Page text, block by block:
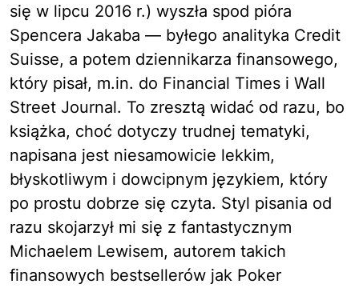
się w lipcu 2016 r.) wyszła spod pióra
Spencera Jakaba — byłego analityka Credit
Suisse, a potem dziennikarza finansowego,
który pisał, m.in. do Financial Times i Wall
Street Journal. To zresztą widać od razu, bo
książka, choć dotyczy trudnej tematyki,
napisana jest niesamowicie lekkim,
błyskotliwym i dowcipnym językiem, który
po prostu dobrze się czyta. Styl pisania od
razu skojarzył mi się z fantastycznym
Michaelem Lewisem, autorem takich
finansowych bestsellerów jak Poker